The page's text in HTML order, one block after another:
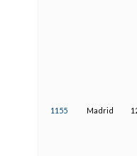
1155 Madrid